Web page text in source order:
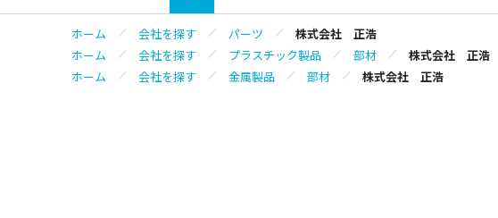
ホーム 会社を探す パーツ
株式会社 正浩
ホーム
会社を探す プラスチック製品 部材
株式会社 正浩
ホーム
会社を探す 金属製品 部材 株式会社 正浩